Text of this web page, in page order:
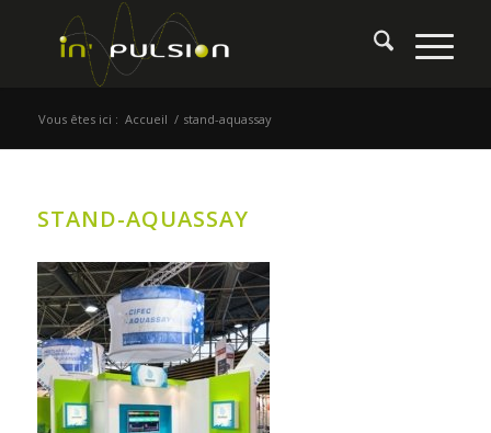
Vous êtes ici : Accueil / stand-aquassay
STAND-AQUASSAY